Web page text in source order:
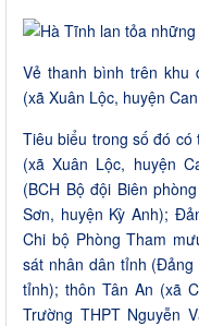
Vẻ thanh bình trên khu
(xã Xuân Lộc, huyện
Tiêu biểu trong số đó có
(xã Xuân Lộc, huyện
(BCH Bộ đội Biên
Sơn, huyện Kỳ Anh);
Chi bộ Phòng Tham
sát nhân dân tỉnh
tỉnh); thôn Tân An (xã
Trường THPT Nguyễn